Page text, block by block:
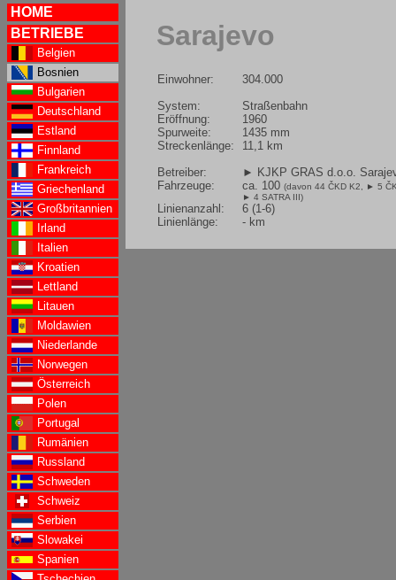
HOME
BETRIEBE
Belgien
Bosnien
Bulgarien
Deutschland
Estland
Finnland
Frankreich
Griechenland
Großbritannien
Irland
Italien
Kroatien
Lettland
Litauen
Moldawien
Niederlande
Norwegen
Österreich
Polen
Portugal
Rumänien
Russland
Schweden
Schweiz
Serbien
Slowakei
Spanien
Sarajevo
Einwohner:
System:
Eröffnung:
Spurweite:
Streckenlänge:
Betreiber:
Fahrzeuge:
Linienanzahl:
Linienlänge:
304.000
Straßenbahn
1960
1435 mm
11,1 km
► KJKP GRAS d.o.o.
ca. 100 (davon 44 ČKD K2,
► 5
► 4 SATRA III)
6 (1-6)
- km